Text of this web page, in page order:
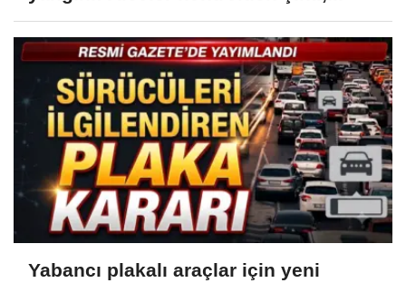
Yabancı plakalı araçlar için yeni